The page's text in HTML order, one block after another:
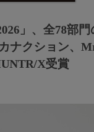
」、全78部
ナクション、
X受賞